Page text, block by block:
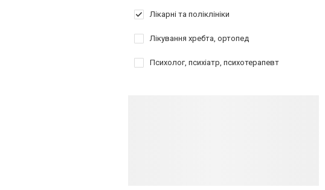
Лікарні та поліклініки
Лікування хребта, ортопед
Психолог, психіатр, психотерапевт